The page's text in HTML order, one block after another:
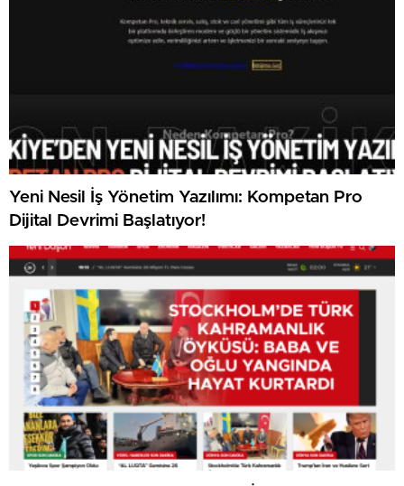
Yeni Nesil İş Yönetim Yazılımı: Kompetan Pro
Dijital Devrimi Başlatıyor!